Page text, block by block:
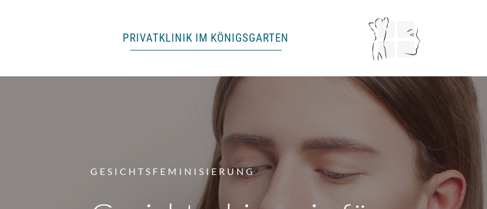
PRIVATKLINIK IM KÖNIGSGARTEN
GESICHTSFEMINISIERUNG